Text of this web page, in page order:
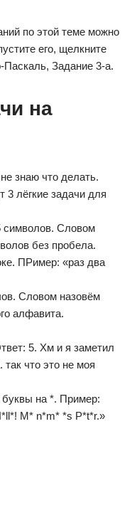
по этой теме можно
его, щелкните
Паскаль, Задание 3-а.
на
знаю что делать.
3 лёгкие задачи для
символов. Словом
без пробела.
ПРимер: «раз два
Словом назовём
алфавита.
5. Хм и я заметил
что это не моя
буквы на *. Пример:
M* n*m* *s P*t*r.»